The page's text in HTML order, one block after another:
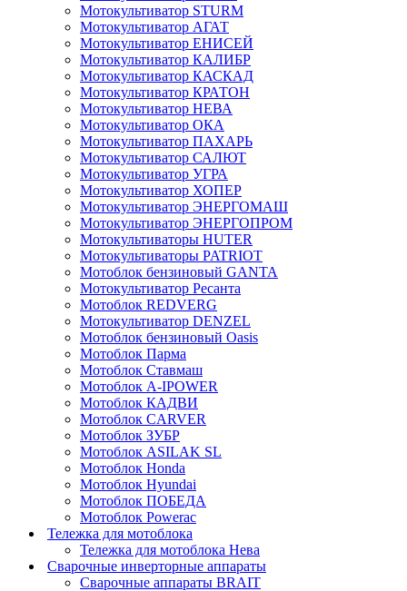
Мотокультиватор STURM
Мотокультиватор АГАТ
Мотокультиватор ЕНИСЕЙ
Мотокультиватор КАЛИБР
Мотокультиватор КАСКАД
Мотокультиватор КРАТОН
Мотокультиватор НЕВА
Мотокультиватор ОКА
Мотокультиватор ПАХАРЬ
Мотокультиватор САЛЮТ
Мотокультиватор УГРА
Мотокультиватор ХОПЕР
Мотокультиватор ЭНЕРГОМАШ
Мотокультиватор ЭНЕРГОПРОМ
Мотокультиваторы HUTER
Мотокультиваторы PATRIOT
Мотоблок бензиновый GANTA
Мотокультиватор Ресанта
Мотоблок REDVERG
Мотокультиватор DENZEL
Мотоблок бензиновый Oasis
Мотоблок Парма
Мотоблок Ставмаш
Мотоблок A-IPOWER
Мотоблок КАДВИ
Мотоблок CARVER
Мотоблок ЗУБР
Мотоблок ASILAK SL
Мотоблок Нonda
Мотоблок Нyundai
Мотоблок ПОБЕДА
Мотоблок Powerac
Тележка для мотоблока
Тележка для мотоблока Нева
Сварочные инверторные аппараты
Сварочные аппараты BRAIT